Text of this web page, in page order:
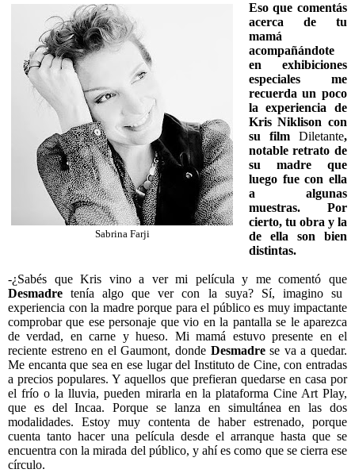
Sabrina Farji
Eso que comentás
acerca de tu
mamá
acompañándote
en exhibiciones
especiales me
recuerda un poco
la experiencia de
Kris Niklison con
su film Diletante,
notable retrato de
su madre que
luego fue con ella
a algunas
muestras. Por
cierto, tu obra y la
de ella son bien
distintas.
-¿Sabés que Kris vino a ver mi película y me comentó que
Desmadre tenía algo que ver con la suya? Sí, imagino su
experiencia con la madre porque para el público es muy impactante
comprobar que ese personaje que vio en la pantalla se le aparezca
de verdad, en carne y hueso. Mi mamá estuvo presente en el
reciente estreno en el Gaumont, donde Desmadrese va a quedar.
Me encanta que sea en ese lugar del Instituto de Cine, con entradas
a precios populares. Y aquellos que prefieran quedarse en casa por
el frío o la lluvia, pueden mirarla en la plataforma Cine Art Play,
que es del Incaa. Porque se lanza en simultánea en las dos
modalidades. Estoy muy contenta de haber estrenado, porque
cuenta tanto hacer una película desde el arranque hasta que se
encuentra con la mirada del público, y ahí es como que se cierra ese
círculo.